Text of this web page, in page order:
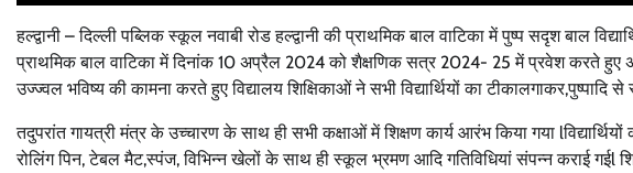
हल्द्वानी – दिल्ली पब्लिक स्कूल नवाबी रोड हल्द्वानी की प्राथमिक बाल वाटिका में पुष्प सदृश बाल
प्राथमिक बाल वाटिका में दिनांक 10 अप्रैल 2024 को शैक्षणिक सत्र 2024- 25 में प्रवेश करते हुए अनेक
उज्ज्वल भविष्य की कामना करते हुए विद्यालय शिक्षिकाओं ने सभी विद्यार्थियों का टीकालगाकर,पुष्पादि
तदुपरांत गायत्री मंत्र के उच्चारण के साथ ही सभी कक्षाओं में शिक्षण कार्य आरंभ किया गया
रोलिंग पिन, टेबल मैट,स्पंज, विभिन्न खेलों के साथ ही स्कूल भ्रमण आदि गतिविधियां संपन्न कराई गईl